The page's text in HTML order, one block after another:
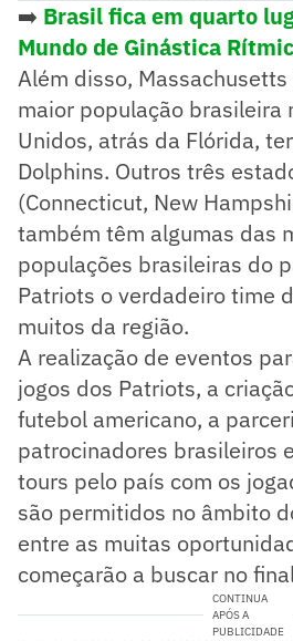
➡️ Brasil fica em quarto
Mundo de Ginástica
Além disso,
maior população brasileira
Unidos, atrás da Flórida,
Dolphins. Outros três
(Connecticut, New
também têm algumas das
populações brasileiras do
Patriots o verdadeiro time
muitos da região.
A realização de eventos
jogos dos Patriots, a
futebol americano, a
patrocinadores brasileiros
tours pelo país com os
são permitidos no âmbito
entre as muitas
começarão a buscar no
CONTINUA
APÓS A
PUBLICIDADE